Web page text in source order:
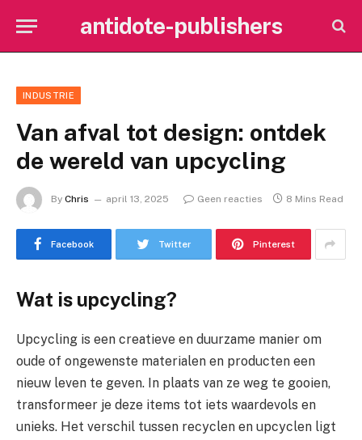
antidote-publishers
INDUSTRIE
Van afval tot design: ontdek
de wereld van upcycling
By Chris april 13, 2025 Geen reacties 8 Mins Read
Facebook Twitter Pinterest
Wat is upcycling?
Upcycling is een creatieve en duurzame manier om
oude of ongewenste materialen en producten een
nieuw leven te geven. In plaats van ze weg te gooien,
transformeer je deze items tot iets waardevols en
unieks. Het verschil tussen recyclen en upcyclen ligt